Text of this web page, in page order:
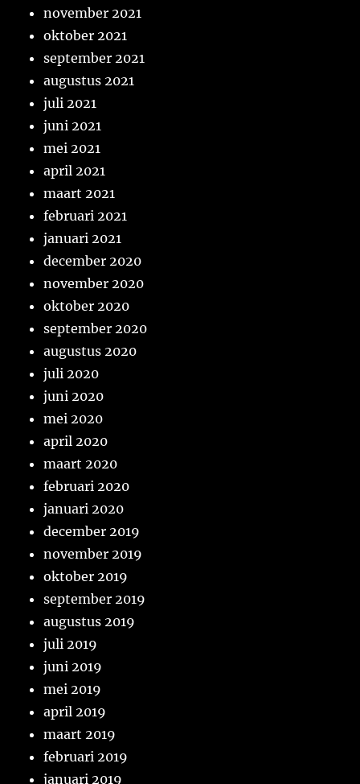
november 2021
oktober 2021
september 2021
augustus 2021
juli 2021
juni 2021
mei 2021
april 2021
maart 2021
februari 2021
januari 2021
december 2020
november 2020
oktober 2020
september 2020
augustus 2020
juli 2020
juni 2020
mei 2020
april 2020
maart 2020
februari 2020
januari 2020
december 2019
november 2019
oktober 2019
september 2019
augustus 2019
juli 2019
juni 2019
mei 2019
april 2019
maart 2019
februari 2019
januari 2019